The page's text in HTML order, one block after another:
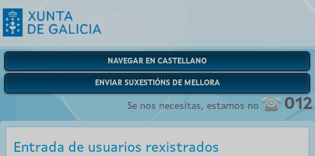
NAVEGAR EN CASTELLANO
ENVIAR SUXESTIÓNS DE MELLORA
Se nos necesitas, estamos no 012
Entrada de usuarios rexistrados